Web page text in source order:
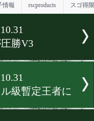
ニュース
女子情報
ーが圧勝V3